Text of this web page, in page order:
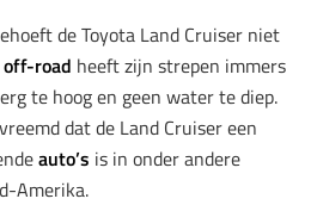
de Toyota Land Cruiser niet
off-road heeft zijn strepen immers
te hoog en geen water te diep.
dat de Land Cruiser een
auto’s is in onder andere
Amerika.